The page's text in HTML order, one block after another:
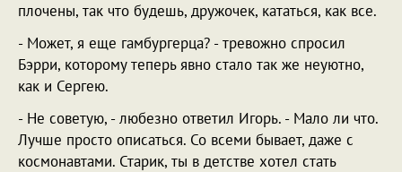
плочены, так что будешь, дружочек, кататься, как все.
- Может, я еще гамбургерца? - тревожно спросил
Бэрри, которому теперь явно стало так же неуютно,
как и Сергею.
- Не советую, - любезно ответил Игорь. - Мало ли что.
Лучше просто описаться. Со всеми бывает, даже с
космонавтами. Старик, ты в детстве хотел стать